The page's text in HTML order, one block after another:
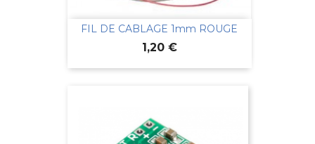
FIL DE CABLAGE 1mm ROUGE
Prix
1,20 €